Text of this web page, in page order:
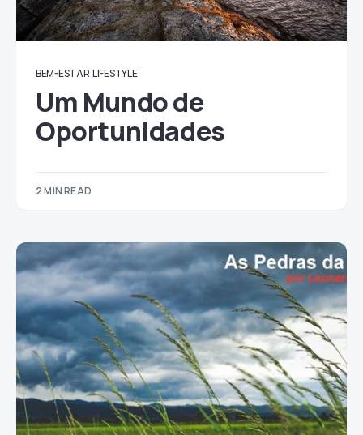
BEM-ESTAR LIFESTYLE
Um Mundo de
Oportunidades
2 MIN READ